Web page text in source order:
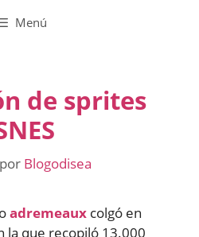
Menú
de sprites
por Blogodisea
adremeaux colgó en
la que recopiló 13.000